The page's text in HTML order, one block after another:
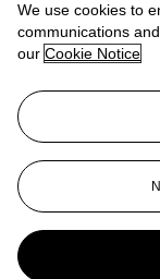
VU CAO DAM
Le poète (The Poet)
VU CAO DAM
Deux Jeunes Filles
VU CAO DAM
Amoureux
VU CAO DAM
We use cookies to
communications
our Cookie Notice